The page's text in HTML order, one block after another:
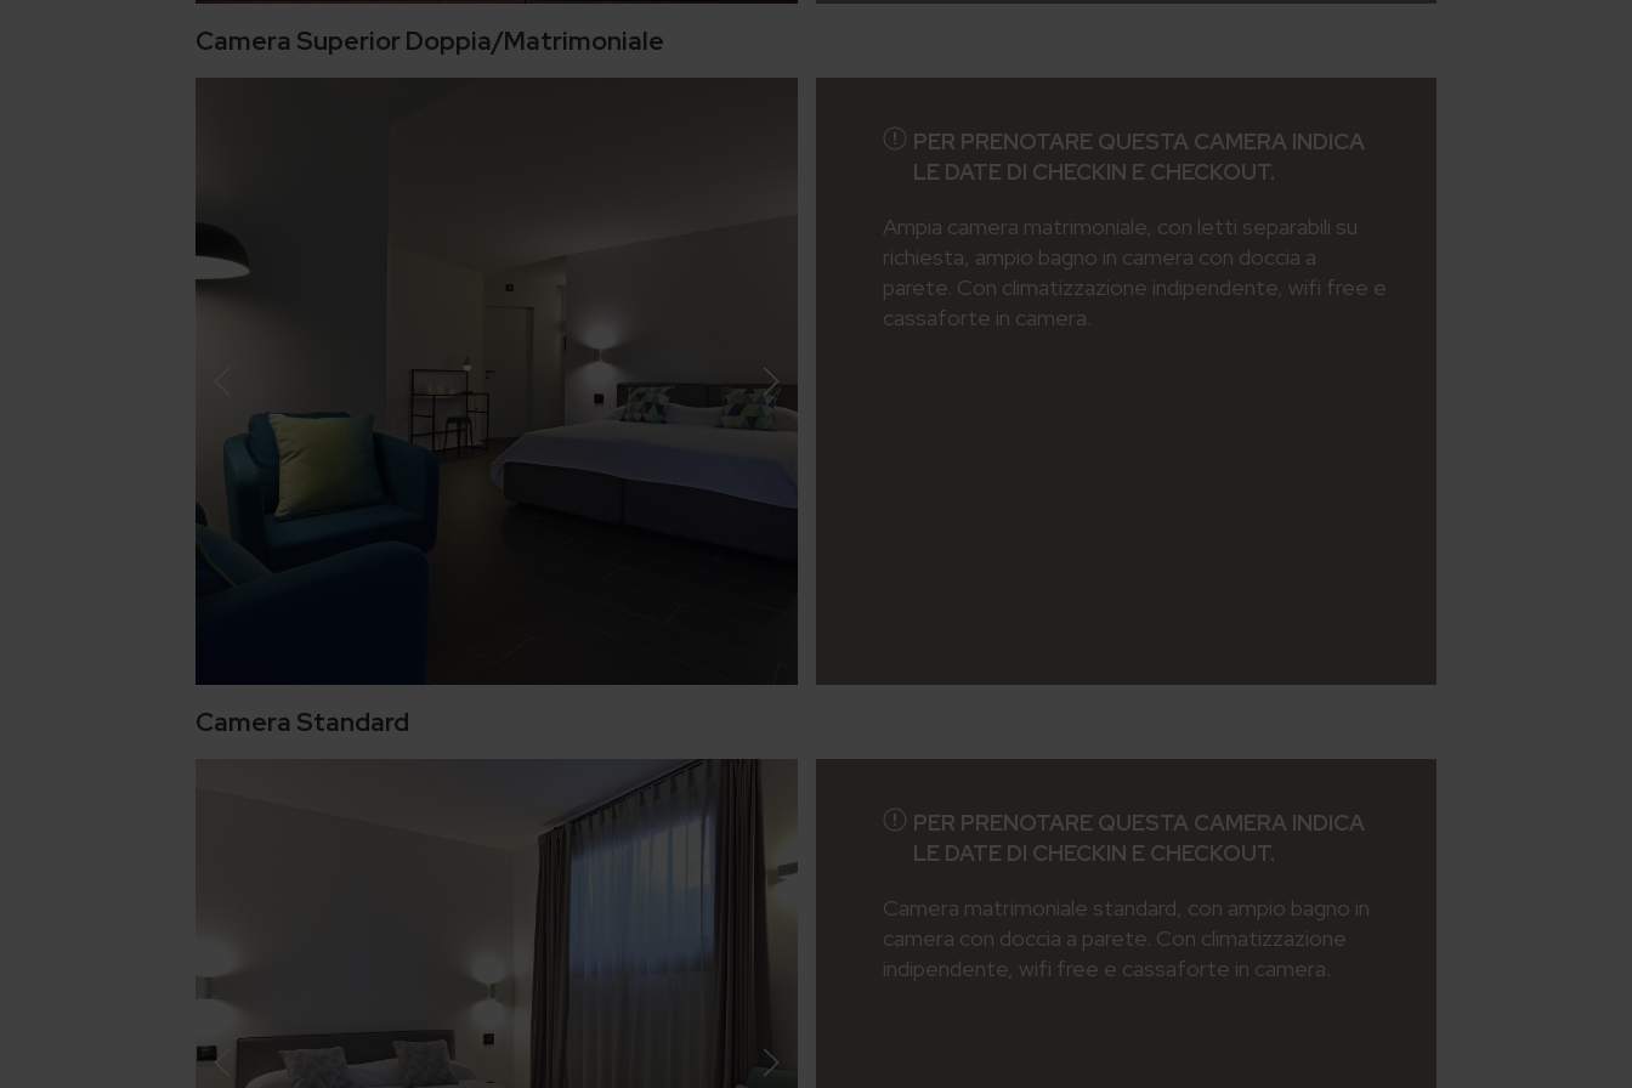
Camera Superior Doppia/Matrimoniale
PER PRENOTARE QUESTA CAMERA INDICA
LE DATE DI CHECKIN E CHECKOUT.
Ampia camera matrimoniale, con letti separabili su
richiesta, ampio bagno in camera con doccia a
parete. Con climatizzazione indipendente, wifi free e
cassaforte in camera.
Camera Standard
PER PRENOTARE QUESTA CAMERA INDICA
LE DATE DI CHECKIN E CHECKOUT.
Camera matrimoniale standard, con ampio bagno in
camera con doccia a parete. Con climatizzazione
indipendente, wifi free e cassaforte in camera.